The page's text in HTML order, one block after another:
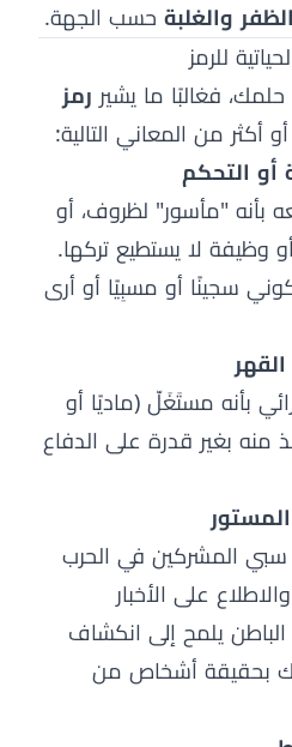
والغلبة حسب الجهة.
للرمز
فغالبًا ما يشيررمز
أكثر من المعاني التالية:
أو التحكم
بأنه "مأسور" لظروف، أو
وظيفة لا يستطيع تركها.
سجينًا أو مسبِيًا أو أرى
بأنه مستَغَلّ (ماديًا أو
منه بغير قدرة على الدفاع
سبي المشركين في الحرب
على الأخبار
يلمح إلى انكشاف
بحقيقة أشخاص من